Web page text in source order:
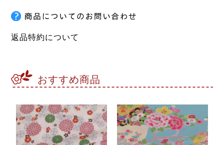
返品特約について
おすすめ商品